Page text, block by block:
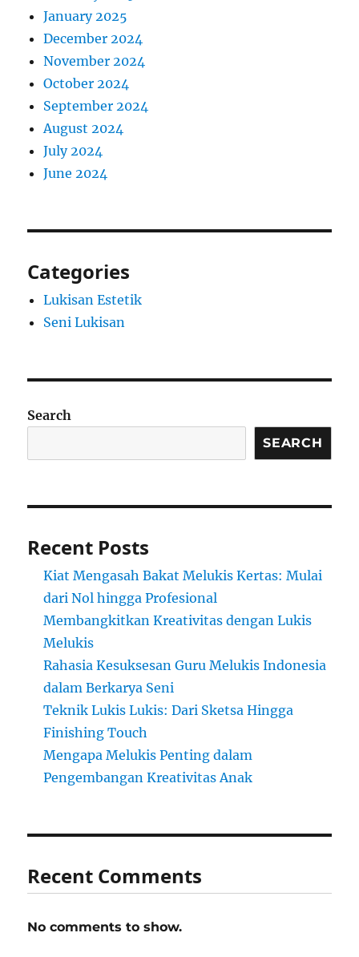
January 2025
December 2024
November 2024
October 2024
September 2024
August 2024
July 2024
June 2024
Categories
Lukisan Estetik
Seni Lukisan
Search
SEARCH
Recent Posts
Kiat Mengasah Bakat Melukis Kertas: Mulai
dari Nol hingga Profesional
Membangkitkan Kreativitas dengan Lukis
Melukis
Rahasia Kesuksesan Guru Melukis Indonesia
dalam Berkarya Seni
Teknik Lukis Lukis: Dari Sketsa Hingga
Finishing Touch
Mengapa Melukis Penting dalam
Pengembangan Kreativitas Anak
Recent Comments
No comments to show.